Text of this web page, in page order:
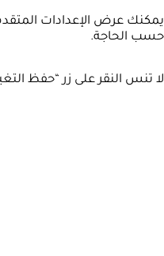
يمكنك عرض الإعدادات
حسب الحاجة.
لا تنس النقر على زر “حفظ